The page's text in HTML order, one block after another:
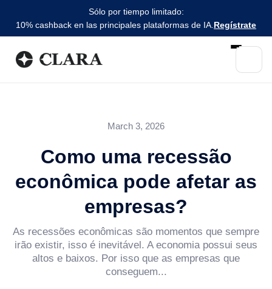
Sólo por tiempo limitado:
10% cashback en las principales plataformas de IA. Regístrate
March 3, 2026
Como uma recessão
econômica pode afetar as
empresas?
As recessões econômicas são momentos que sempre
irão existir, isso é inevitável. A economia possui seus
altos e baixos. Por isso que as empresas que
conseguem...